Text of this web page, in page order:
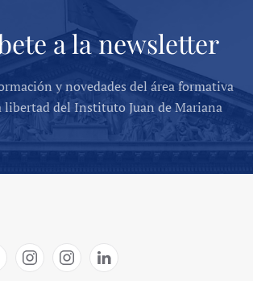
a la newsletter
y novedades del área formativa
libertad del Instituto Juan de Mariana